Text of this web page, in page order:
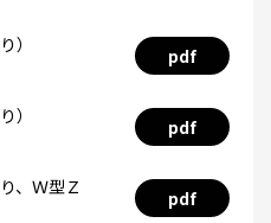
）
pdf
）
pdf
、Ｗ型Ｚ
pdf